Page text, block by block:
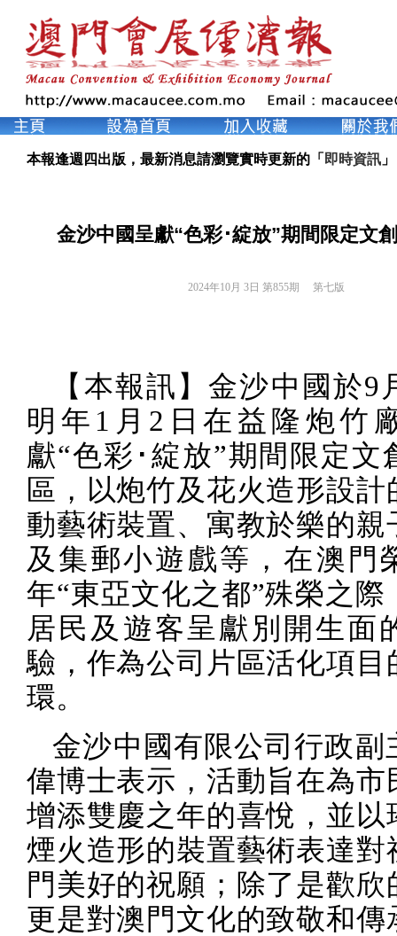
本報逢週四出版，最新消息請瀏覽實時更新的「 即時資訊 」
金沙中國呈獻“色彩･綻放”期間限定文
2024年10月 3日 第855期 第七版
【本報訊】金沙中國於9
明年 1 月 2 日在益隆炮竹
獻“色彩･綻放”期間限定文
區，以炮竹及花火造形設計
動藝術裝置、寓教於樂的親
及集郵小遊戲等，在澳門
年“東亞文化之都”殊榮之際
居民及遊客呈獻別開生面
驗，作為公司片區活化項目
環。
金沙中國有限公司行政副
偉博士表示，活動旨在為市
增添雙慶之年的喜悅，並以
煙火造形的裝置藝術表達對
門美好的祝願；除了是歡欣
更是對澳門文化的致敬和傳